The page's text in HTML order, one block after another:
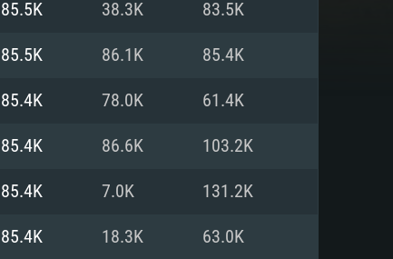
85.5K 38.3K 83.5K
85.5K 86.1K 85.4K
85.4K 78.0K 61.4K
85.4K 86.6K 103.2K
85.4K 7.0K 131.2K
85.4K 18.3K 63.0K